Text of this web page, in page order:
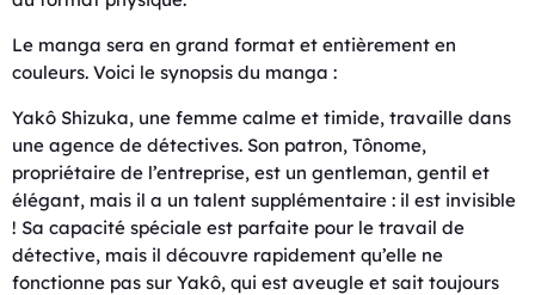
Le manga sera en grand format et entièrement en
couleurs. Voici le synopsis du manga :
Yakô Shizuka, une femme calme et timide, travaille dans
une agence de détectives. Son patron, Tônome,
propriétaire de l’entreprise, est un gentleman, gentil et
élégant, mais il a un talent supplémentaire : il est invisible
! Sa capacité spéciale est parfaite pour le travail de
détective, mais il découvre rapidement qu’elle ne
fonctionne pas sur Yakô, qui est aveugle et sait toujours